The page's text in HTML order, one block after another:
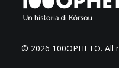
© 2026 100OPHETO. All